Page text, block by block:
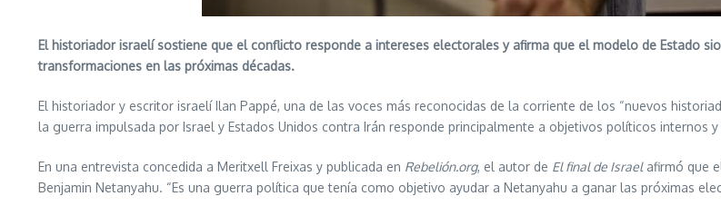
El historiador israelí sostiene que el conflicto responde a intereses electorales y afirma que el modelo de Estado
transformaciones en las próximas décadas.
El historiador y escritor israelí Ilan Pappé, una de las voces más reconocidas de la corriente de los “nuevos
la guerra impulsada por Israel y Estados Unidos contra Irán responde principalmente a objetivos políticos internos
En una entrevista concedida a Meritxell Freixas y publicada en Rebelión.org, el autor de El final de Israelafirmó que
Benjamin Netanyahu. “Es una guerra política que tenía como objetivo ayudar a Netanyahu a ganar las próximas